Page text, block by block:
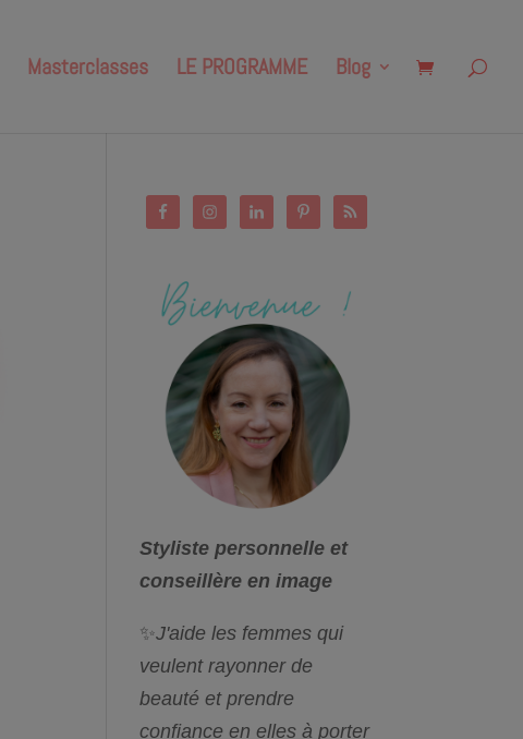
Masterclasses LE PROGRAMME Blog
Styliste personnelle et
conseillère en image
✨J'aide les femmes qui
veulent rayonner de
beauté et prendre
confiance en elles à porter